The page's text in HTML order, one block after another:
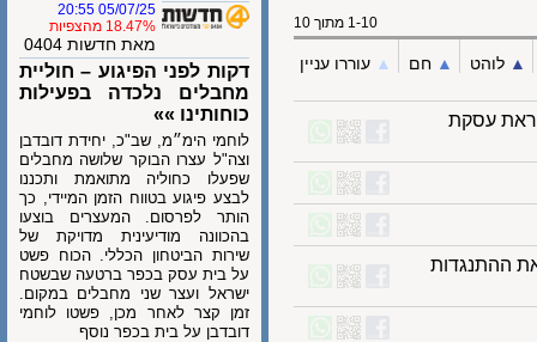
1-10 מתוך 10
לוהט ▲︎ חם ▲︎ עוררו עניין
עסקת
ההתנגדות
05/07/25 20:55
18.47% מהצפיות
מאת חדשות 0404
דקות לפני הפיגוע – חוליית
מחבלים נלכדה בפעילות
כוחותינו »»
לוחמי הימ״מ, שב"כ, יחידת דובדבן
וצה"ל עצרו הבוקר שלושה מחבלים
שפעלו כחוליה מתואמת ותכננו
לבצע פיגוע בטווח הזמן המיידי, כך
הותר לפרסום. המעצרים בוצעו
בהכוונה מודיעינית מדויקת של
שירות הביטחון הכללי. הכוח פשט
על בית עסק בכפר ברטעה שבשטח
ישראל ועצר שני מחבלים במקום.
זמן קצר לאחר מכן, פשטו לוחמי
דובדבן על בית בכפר נוסף